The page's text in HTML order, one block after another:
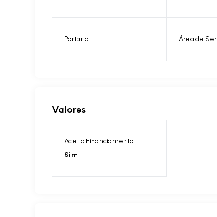
Portaria Área de
Valores
Aceita Financiamento:
Sim